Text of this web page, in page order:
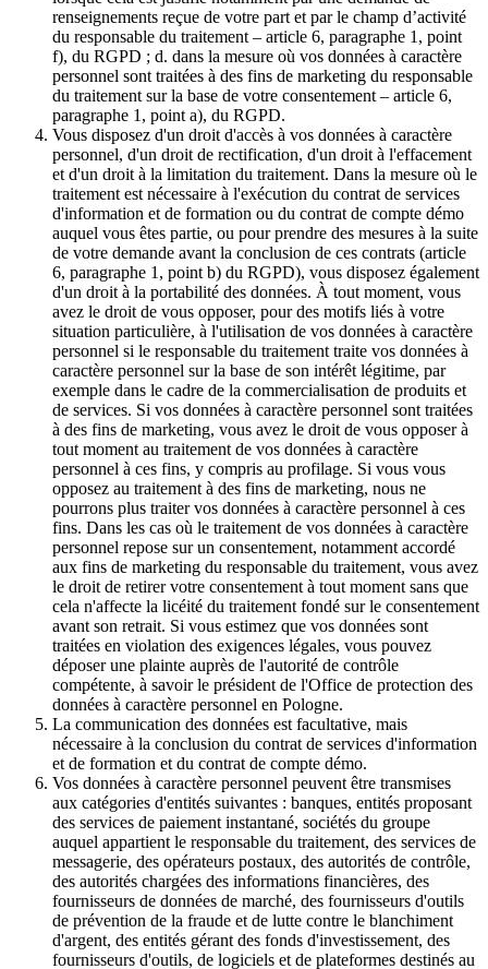
renseignements reçue de votre part et par le champ d’activité
du responsable du traitement – article 6, paragraphe 1, point
f), du RGPD ; d. dans la mesure où vos données à caractère
personnel sont traitées à des fins de marketing du responsable
du traitement sur la base de votre consentement – article 6,
paragraphe 1, point a), du RGPD.
Vous disposez d'un droit d'accès à vos données à caractère
personnel, d'un droit de rectification, d'un droit à l'effacement
et d'un droit à la limitation du traitement. Dans la mesure où le
traitement est nécessaire à l'exécution du contrat de services
d'information et de formation ou du contrat de compte démo
auquel vous êtes partie, ou pour prendre des mesures à la suite
de votre demande avant la conclusion de ces contrats (article
6, paragraphe 1, point b) du RGPD), vous disposez également
d'un droit à la portabilité des données. À tout moment, vous
avez le droit de vous opposer, pour des motifs liés à votre
situation particulière, à l'utilisation de vos données à caractère
personnel si le responsable du traitement traite vos données à
caractère personnel sur la base de son intérêt légitime, par
exemple dans le cadre de la commercialisation de produits et
de services. Si vos données à caractère personnel sont traitées
à des fins de marketing, vous avez le droit de vous opposer à
tout moment au traitement de vos données à caractère
personnel à ces fins, y compris au profilage. Si vous vous
opposez au traitement à des fins de marketing, nous ne
pourrons plus traiter vos données à caractère personnel à ces
fins. Dans les cas où le traitement de vos données à caractère
personnel repose sur un consentement, notamment accordé
aux fins de marketing du responsable du traitement, vous avez
le droit de retirer votre consentement à tout moment sans que
cela n'affecte la licéité du traitement fondé sur le consentement
avant son retrait. Si vous estimez que vos données sont
traitées en violation des exigences légales, vous pouvez
déposer une plainte auprès de l'autorité de contrôle
compétente, à savoir le président de l'Office de protection des
données à caractère personnel en Pologne.
La communication des données est facultative, mais
nécessaire à la conclusion du contrat de services d'information
et de formation et du contrat de compte démo.
Vos données à caractère personnel peuvent être transmises
aux catégories d'entités suivantes : banques, entités proposant
des services de paiement instantané, sociétés du groupe
auquel appartient le responsable du traitement, des services de
messagerie, des opérateurs postaux, des autorités de contrôle,
des autorités chargées des informations financières, des
fournisseurs de données de marché, des fournisseurs d'outils
de prévention de la fraude et de lutte contre le blanchiment
d'argent, des entités gérant des fonds d'investissement, des
fournisseurs d'outils, de logiciels et de plateformes destinés au